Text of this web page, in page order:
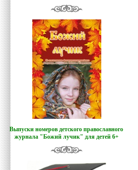
Выпуски номеров детского православного
журнала "Божий лучик" для детей 6+